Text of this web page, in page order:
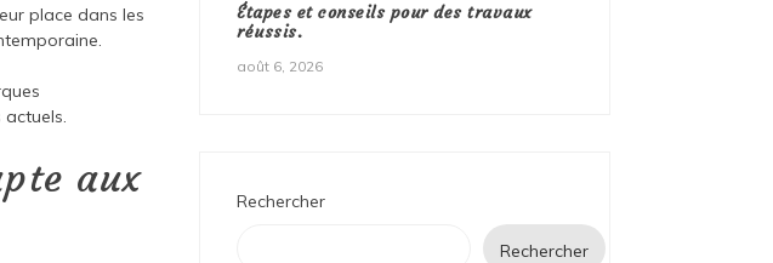
place dans les
aux
Étapes et conseils pour des travaux
réussis.
août 6, 2026
Rechercher
Rechercher